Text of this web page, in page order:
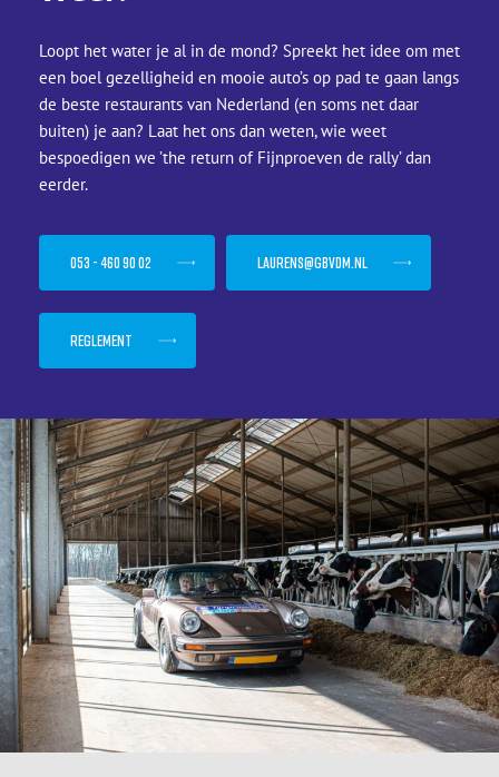
Loopt het water je al in de mond? Spreekt het idee om met
een boel gezelligheid en mooie auto’s op pad te gaan langs
de beste restaurants van Nederland (en soms net daar
buiten) je aan? Laat het ons dan weten, wie weet
bespoedigen we ’the return of Fijnproeven de rally’ dan
eerder.
053 - 460 90 02 laurens@gbvdm.nl
Reglement